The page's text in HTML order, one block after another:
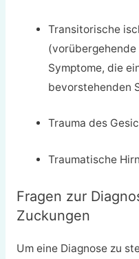
Transitorische
Symptome, die
bevorstehenden
Trauma des
Traumatische
Fragen zur
Zuckungen
Um eine Diagnose zu